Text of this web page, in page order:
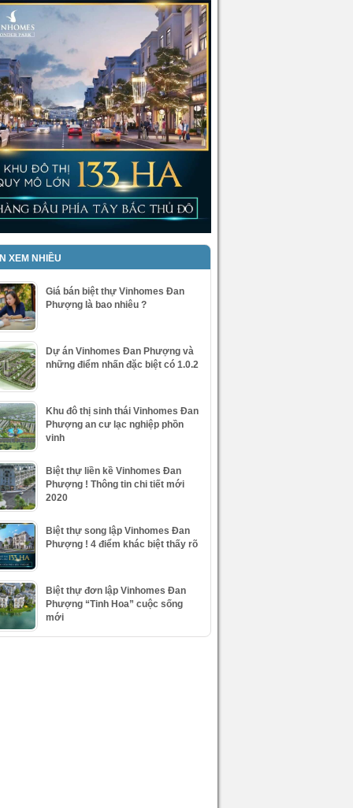
XEM NHIỀU
Giá bán biệt thự Vinhomes Đan
Phượng là bao nhiêu ?
Dự án Vinhomes Đan Phượng và
những điểm nhấn đặc biệt có 1.0.2
Khu đô thị sinh thái Vinhomes Đan
Phượng an cư lạc nghiệp phồn
vinh
Biệt thự liền kề Vinhomes Đan
Phượng ! Thông tin chi tiết mới
2020
Biệt thự song lập Vinhomes Đan
Phượng ! 4 điểm khác biệt thấy rõ
Biệt thự đơn lập Vinhomes Đan
Phượng “Tinh Hoa” cuộc sống
mới